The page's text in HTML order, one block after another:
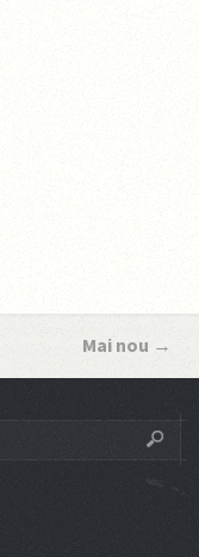
Mai nou →